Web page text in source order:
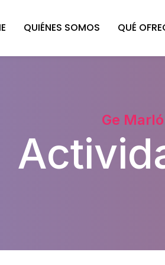
QUIÉNES SOMOS QUÉ
Ge Marló